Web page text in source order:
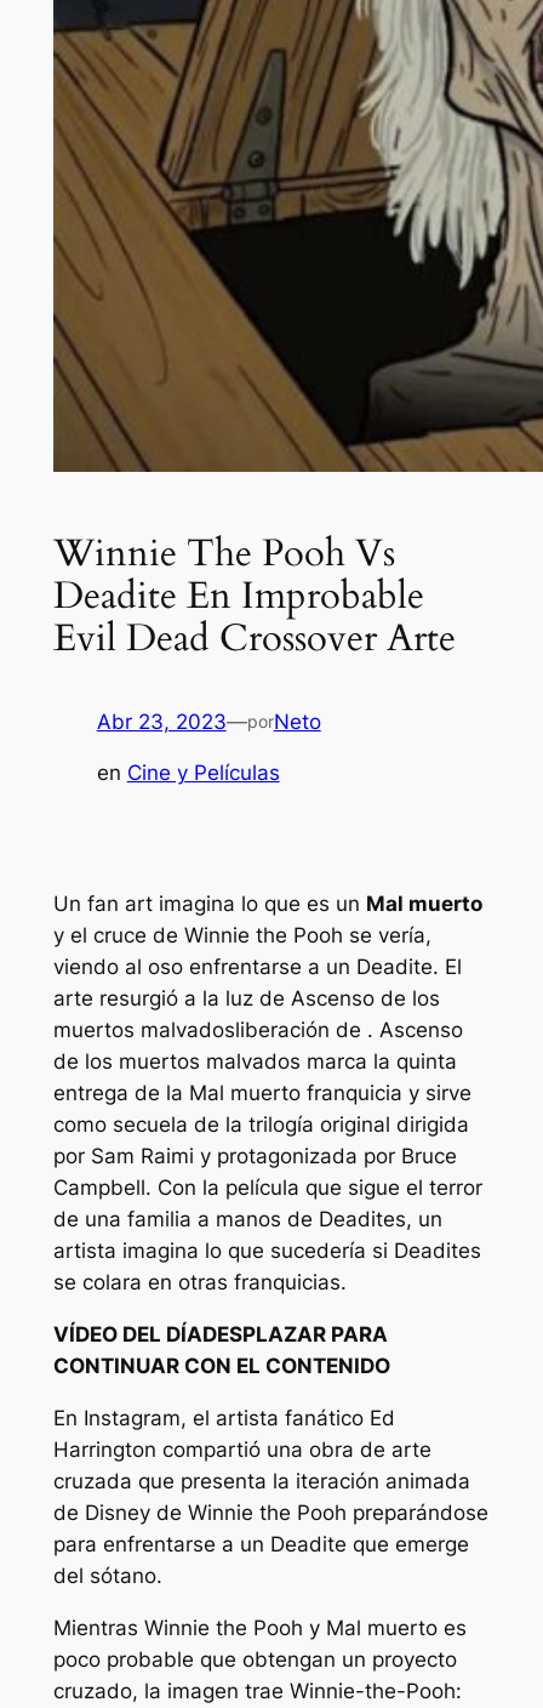
Winnie The Pooh Vs
Deadite En Improbable
Evil Dead Crossover Arte
Abr 23, 2023—porNeto
en Cine y Películas
Un fan art imagina lo que es un Mal muerto
y el cruce de Winnie the Pooh se vería,
viendo al oso enfrentarse a un Deadite. El
arte resurgió a la luz de Ascenso de los
muertos malvadosliberación de . Ascenso
de los muertos malvados marca la quinta
entrega de la Mal muertofranquicia y sirve
como secuela de la trilogía original dirigida
por Sam Raimi y protagonizada por Bruce
Campbell. Con la película que sigue el terror
de una familia a manos de Deadites, un
artista imagina lo que sucedería si Deadites
se colara en otras franquicias.
VÍDEO DEL DÍADESPLAZAR PARA
CONTINUAR CON EL CONTENIDO
En Instagram, el artista fanático Ed
Harrington compartió una obra de arte
cruzada que presenta la iteración animada
de Disney de Winnie the Pooh preparándose
para enfrentarse a un Deadite que emerge
del sótano.
Mientras Winnie the Pooh y Mal muerto es
poco probable que obtengan un proyecto
cruzado, la imagen trae Winnie-the-Pooh: